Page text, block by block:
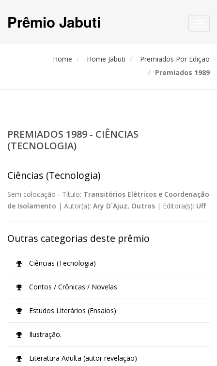
Prêmio Jabuti
Home Home Jabuti
Premiados Por Edição
Premiados 1989
PREMIADOS 1989 - CIÊNCIAS
(TECNOLOGIA)
Ciências (Tecnologia)
Sem colocação - Título: Transitórios Elétricos e Coordenação
de Isolamento | Autor(a): Ary D´Ajuz, Outros | Editora(s): Uff
Outras categorias deste prêmio
Ciências (Tecnologia)
Contos / Crônicas / Novelas
Estudos Literários (Ensaios)
Ilustração.
Literatura Adulta (autor revelação)